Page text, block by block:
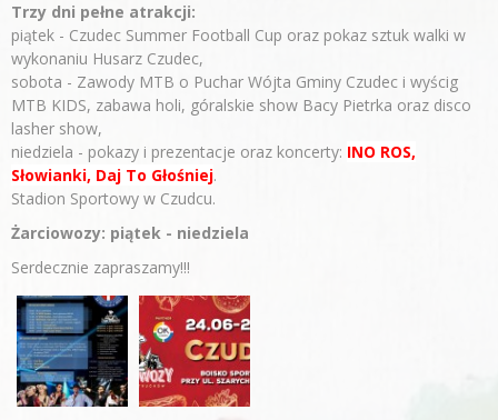
Trzy dni pełne atrakcji:
piątek - Czudec Summer Football Cup oraz pokaz sztuk walki w
wykonaniu Husarz Czudec,
sobota - Zawody MTB o Puchar Wójta Gminy Czudec i wyścig
MTB KIDS, zabawa holi, góralskie show Bacy Pietrka oraz disco
lasher show,
niedziela - pokazy i prezentacje oraz koncerty: INO ROS,
Słowianki, Daj To Głośniej.
Stadion Sportowy w Czudcu.
Żarciowozy: piątek - niedziela
Serdecznie zapraszamy!!!